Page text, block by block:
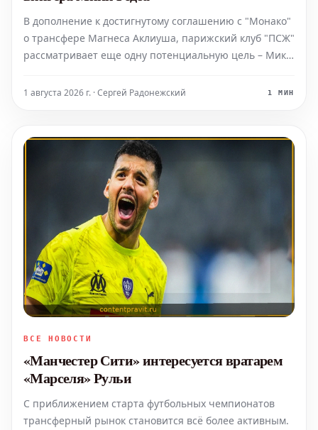
В дополнение к достигнутому соглашению с "Монако"
о трансфере Магнеса Аклиуша, парижский клуб "ПСЖ"
рассматривает еще одну потенциальную цель – Мику
летнему бельгийскому вингеру, который выступает за
1 августа 2026 г. · Сергей Радонежский 1 МИН
ВСЕ НОВОСТИ
«Манчестер Сити» интересуется вратарем
«Марселя» Рульи
С приближением старта футбольных чемпионатов
трансферный рынок становится всё более активным.